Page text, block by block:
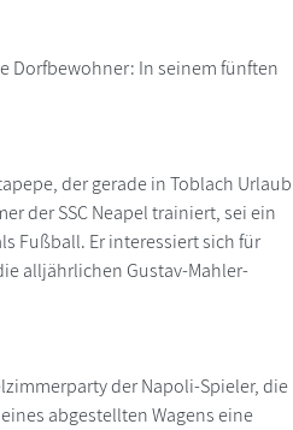
Dorfbewohner: In seinem fünften
der gerade in Toblach Urlaub
der SSC Neapel trainiert, sei ein
Fußball. Er interessiert sich für
alljährlichen Gustav-Mahler-
der Napoli-Spieler, die
abgestellten Wagens eine